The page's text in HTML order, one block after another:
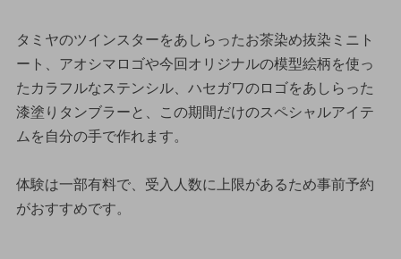
タミヤのツインスターをあしらったお茶染め抜染ミニト
ート、アオシマロゴや今回オリジナルの模型絵柄を使っ
たカラフルなステンシル、ハセガワのロゴをあしらった
漆塗りタンブラーと、この期間だけのスペシャルアイテ
ムを自分の手で作れます。
体験は一部有料で、受入人数に上限があるため事前予約
がおすすめです。